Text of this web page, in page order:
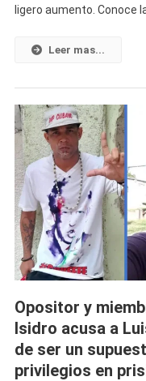
En
Solo
Una
De
Precio
Este
De
2026
ligero aumento. Conoce
Leer mas...
Opositor y
Isidro acusa a
de ser un
privilegios en